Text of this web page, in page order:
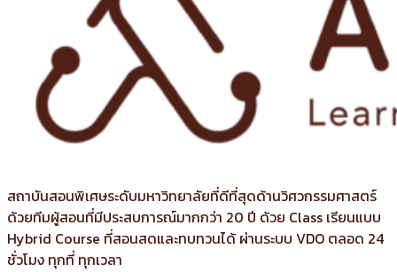
สถาบันสอนพิเศษระดับมหาวิทยาลัยที่ดีที่สุดด้านวิศวกรรมศาสตร์
ด้วยทีมผู้สอนที่มีประสบการณ์มากกว่า 20 ปี ด้วย Class เรียนแบบ
Hybrid Course ที่สอนสดและทบทวนได้ ผ่านระบบ VDO ตลอด 24
ชั่วโมง ทุกที่ ทุกเวลา